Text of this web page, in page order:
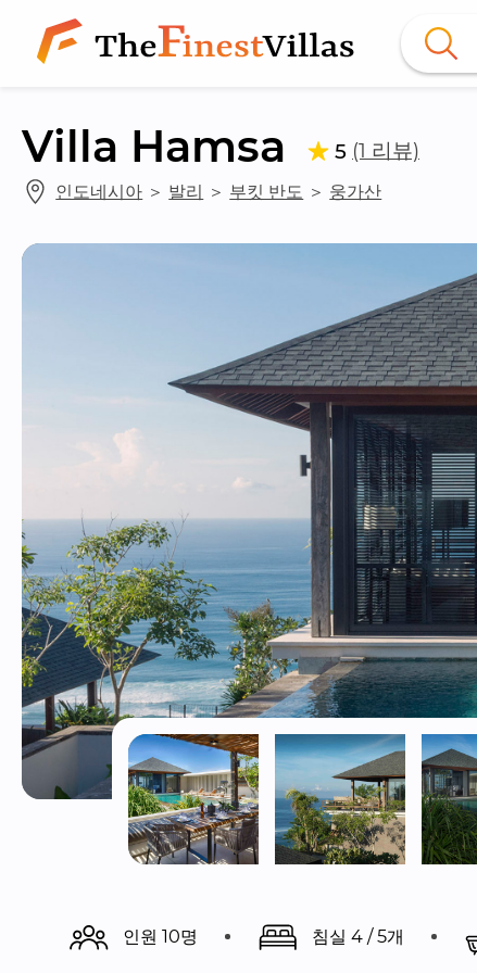
Villa Hamsa 5 (1 리뷰)
인도네시아 ＞ 발리 ＞ 부킷 반도 ＞ 웅가산
인원 10명 침실 4 / 5개